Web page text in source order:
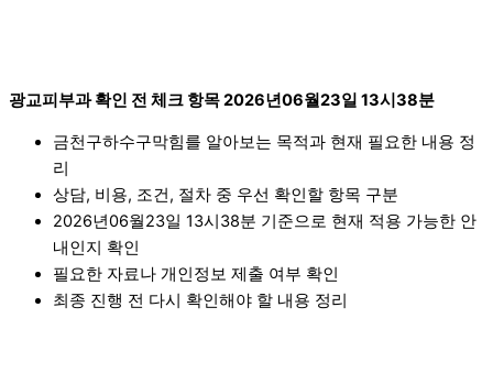
광교피부과 확인 전 체크 항목 2026년06월23일 13시38분
금천구하수구막힘를 알아보는 목적과 현재 필요한 내용 정
리
상담, 비용, 조건, 절차 중 우선 확인할 항목 구분
2026년06월23일 13시38분 기준으로 현재 적용 가능한 안
내인지 확인
필요한 자료나 개인정보 제출 여부 확인
최종 진행 전 다시 확인해야 할 내용 정리